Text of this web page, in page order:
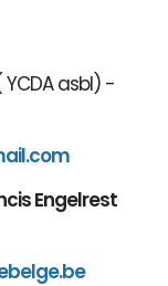
YCDA asbl) -
Engelrest